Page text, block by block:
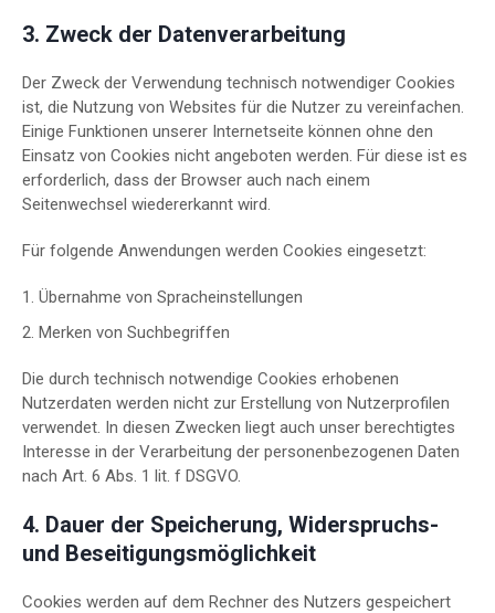
3. Zweck der Datenverarbeitung
Der Zweck der Verwendung technisch notwendiger Cookies
ist, die Nutzung von Websites für die Nutzer zu vereinfachen.
Einige Funktionen unserer Internetseite können ohne den
Einsatz von Cookies nicht angeboten werden. Für diese ist es
erforderlich, dass der Browser auch nach einem
Seitenwechsel wiedererkannt wird.
Für folgende Anwendungen werden Cookies eingesetzt:
Übernahme von Spracheinstellungen
Merken von Suchbegriffen
Die durch technisch notwendige Cookies erhobenen
Nutzerdaten werden nicht zur Erstellung von Nutzerprofilen
verwendet. In diesen Zwecken liegt auch unser berechtigtes
Interesse in der Verarbeitung der personenbezogenen Daten
nach Art. 6 Abs. 1 lit. f DSGVO.
4. Dauer der Speicherung, Widerspruchs-
und Beseitigungsmöglichkeit
Cookies werden auf dem Rechner des Nutzers gespeichert